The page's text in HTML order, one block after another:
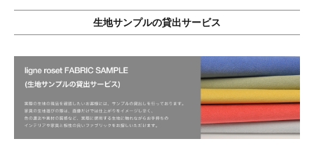
生地サンプルの貸出サービス